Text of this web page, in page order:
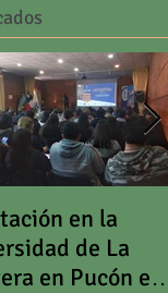
en la
de La
en Pucón en